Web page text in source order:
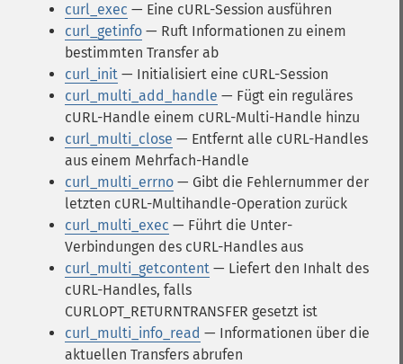
curl_exec — Eine cURL-Session ausführen
curl_getinfo — Ruft Informationen zu einem
bestimmten Transfer ab
curl_init — Initialisiert eine cURL-Session
curl_multi_add_handle — Fügt ein reguläres
cURL-Handle einem cURL-Multi-Handle hinzu
curl_multi_close — Entfernt alle cURL-Handles
aus einem Mehrfach-Handle
curl_multi_errno — Gibt die Fehlernummer der
letzten cURL-Multihandle-Operation zurück
curl_multi_exec — Führt die Unter-
Verbindungen des cURL-Handles aus
curl_multi_getcontent — Liefert den Inhalt des
cURL-Handles, falls
CURLOPT_RETURNTRANSFER gesetzt ist
curl_multi_info_read — Informationen über die
aktuellen Transfers abrufen